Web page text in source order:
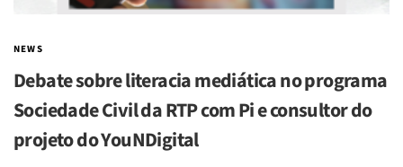
NEWS
Debate sobre literacia mediática no programa
Sociedade Civil da RTP com Pi e consultor do
projeto do YouNDigital